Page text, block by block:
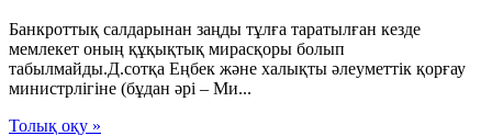
Банкроттық салдарынан заңды тұлға таратылған кезде
мемлекет оның құқықтық мирасқоры болып
табылмайды.Д.сотқа Еңбек және халықты әлеуметтік қорғау
министрлігіне (бұдан әрі – Ми...
Толық оқу »